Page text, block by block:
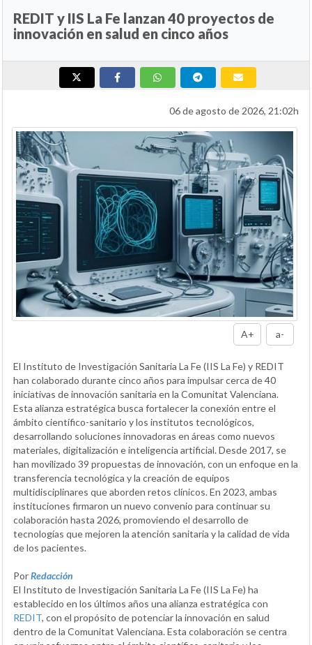
REDIT y IIS La Fe lanzan 40 proyectos de
innovación en salud en cinco años
06 de agosto de 2026, 21:02h
A+ a-
El Instituto de Investigación Sanitaria La Fe (IIS La Fe) y REDIT
han colaborado durante cinco años para impulsar cerca de 40
iniciativas de innovación sanitaria en la Comunitat Valenciana.
Esta alianza estratégica busca fortalecer la conexión entre el
ámbito científico-sanitario y los institutos tecnológicos,
desarrollando soluciones innovadoras en áreas como nuevos
materiales, digitalización e inteligencia artificial. Desde 2017, se
han movilizado 39 propuestas de innovación, con un enfoque en la
transferencia tecnológica y la creación de equipos
multidisciplinares que aborden retos clínicos. En 2023, ambas
instituciones firmaron un nuevo convenio para continuar su
colaboración hasta 2026, promoviendo el desarrollo de
tecnologías que mejoren la atención sanitaria y la calidad de vida
de los pacientes.
PorRedacción
El Instituto de Investigación Sanitaria La Fe (IIS La Fe) ha
establecido en los últimos años una alianza estratégica con
REDIT, con el propósito de potenciar la innovación en salud
dentro de la Comunitat Valenciana. Esta colaboración se centra